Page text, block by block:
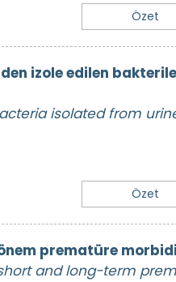
Özet
izole edilen
isolated from
Özet
prematüre
and long-term